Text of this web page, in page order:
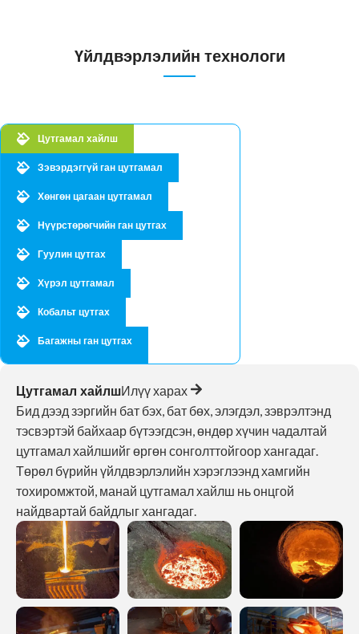
Үйлдвэрлэлийн технологи
Цутгамал хайлш
Зэвэрдэггүй ган цутгамал
Хөнгөн цагаан цутгамал
Нүүрстөрөгчийн ган цутгах
Гуулин цутгах
Хүрэл цутгамал
Кобальт цутгах
Багажны ган цутгах
Мөөгөнцөр
Цутгамал хайлшИлүү харах
Бид дээд зэргийн бат бэх, бат бөх, элэгдэл, зэврэлтэнд
тэсвэртэй байхаар бүтээгдсэн, өндөр хүчин чадалтай
цутгамал хайлшийг өргөн сонголттойгоор хангадаг.
Төрөл бүрийн үйлдвэрлэлийн хэрэглээнд хамгийн
тохиромжтой, манай цутгамал хайлш нь онцгой
найдвартай байдлыг хангадаг.